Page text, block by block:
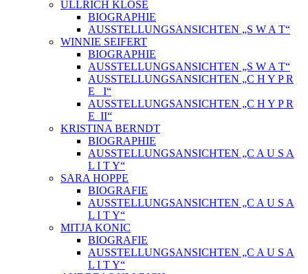
ULLRICH KLOSE
BIOGRAPHIE
AUSSTELLUNGSANSICHTEN „S W A T“
WINNIE SEIFERT
BIOGRAPHIE
AUSSTELLUNGSANSICHTEN „S W A T“
AUSSTELLUNGSANSICHTEN „C H Y P R
E_ I“
AUSSTELLUNGSANSICHTEN „C H Y P R
E_II“
KRISTINA BERNDT
BIOGRAPHIE
AUSSTELLUNGSANSICHTEN „C A U S A
L I T Y“
SARA HOPPE
BIOGRAFIE
AUSSTELLUNGSANSICHTEN „C A U S A
L I T Y“
MITJA KONIC
BIOGRAFIE
AUSSTELLUNGSANSICHTEN „C A U S A
L I T Y“